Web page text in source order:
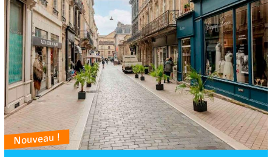
Nouveau !